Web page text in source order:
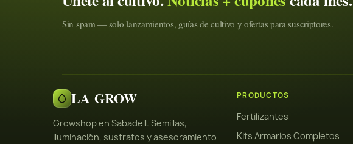
Sin spam — solo lanzamientos, guías de cultivo y ofertas para suscriptores.
LA GROW
Growshop en Sabadell. Semillas,
iluminación, sustratos y asesoramiento
PRODUCTOS
Fertilizantes
Kits Armarios Completos